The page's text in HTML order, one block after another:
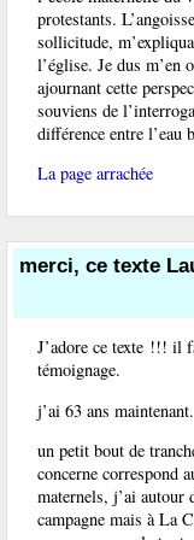
protestants.
sollicitude,
l’église. Je dus m’en
ajournant cette
souviens de
différence entre l’eau
La page arrachée
merci, ce texte
J’adore ce texte !!! il
témoignage.
j’ai 63 ans maintenant.
un petit bout de
concerne correspond
maternels, j’ai autour
campagne mais à La